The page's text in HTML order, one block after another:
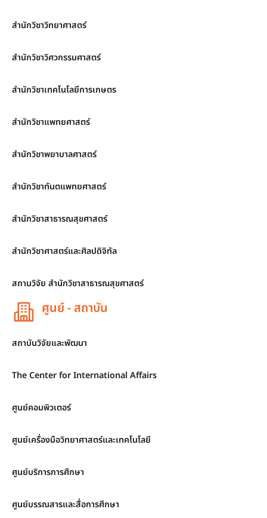
สำนักวิชาวิทยาศาสตร์
สำนักวิชาวิศวกรรมศาสตร์
สำนักวิชาเทคโนโลยีการเกษตร
สำนักวิชาแพทยศาสตร์
สำนักวิชาพยาบาลศาสตร์
สำนักวิชาทันตแพทยศาสตร์
สำนักวิชาสาธารณสุขศาสตร์
สำนักวิชาศาสตร์และศิลปดิจิทัล
สถานวิจัย สำนักวิชาสาธารณสุขศาสตร์
ศูนย์ - สถาบัน
สถาบันวิจัยและพัฒนา
The Center for International Affairs
ศูนย์คอมพิวเตอร์
ศูนย์เครื่องมือวิทยาศาสตร์และเทคโนโลยี
ศูนย์บริการการศึกษา
ศูนย์บรรณสารและสื่อการศึกษา